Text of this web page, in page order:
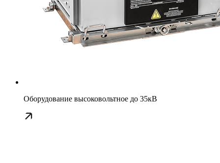
Оборудование высоковольтное до 35кВ